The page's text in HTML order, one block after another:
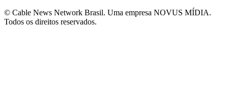
© Cable News Network Brasil. Uma empresa NOVUS MÍDIA.
Todos os direitos reservados.